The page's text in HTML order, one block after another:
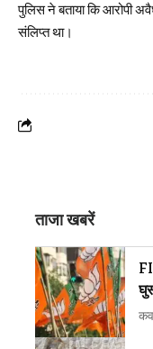
पुलिस ने बताया कि आरोपी
संलिप्त था।
ताजा खबरें